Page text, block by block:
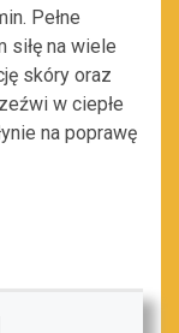
Pełne
siłę na wiele
skóry oraz
w ciepłe
na poprawę